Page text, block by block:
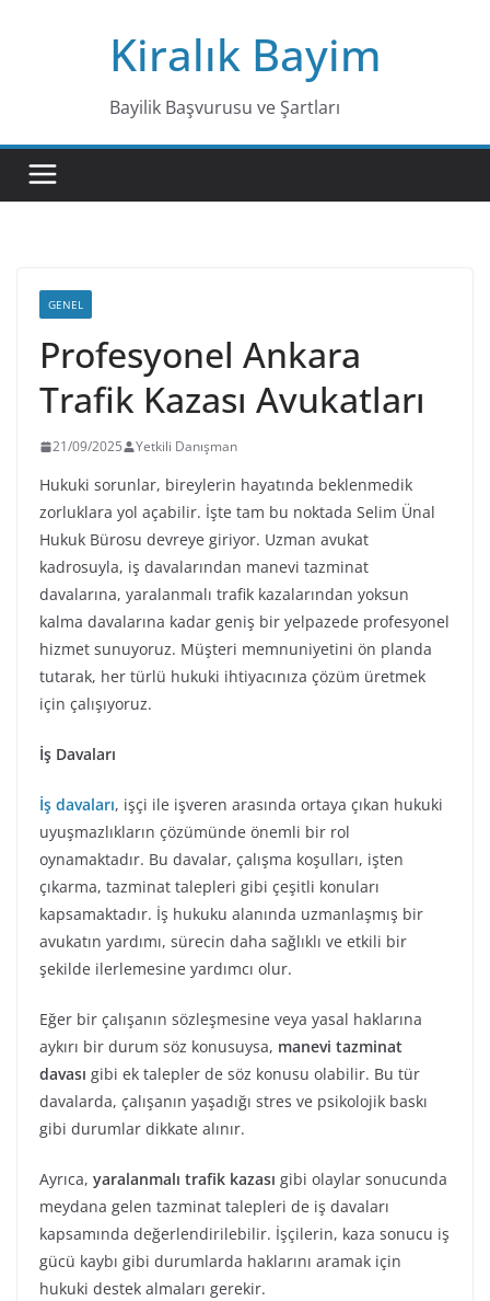
Kiralık Bayim
Bayilik Başvurusu ve Şartları
GENEL
Profesyonel Ankara
Trafik Kazası Avukatları
21/09/2025 Yetkili Danışman
Hukuki sorunlar, bireylerin hayatında beklenmedik
zorluklara yol açabilir. İşte tam bu noktada Selim Ünal
Hukuk Bürosu devreye giriyor. Uzman avukat
kadrosuyla, iş davalarından manevi tazminat
davalarına, yaralanmalı trafik kazalarından yoksun
kalma davalarına kadar geniş bir yelpazede profesyonel
hizmet sunuyoruz. Müşteri memnuniyetini ön planda
tutarak, her türlü hukuki ihtiyacınıza çözüm üretmek
için çalışıyoruz.
İş Davaları
İş davaları, işçi ile işveren arasında ortaya çıkan hukuki
uyuşmazlıkların çözümünde önemli bir rol
oynamaktadır. Bu davalar, çalışma koşulları, işten
çıkarma, tazminat talepleri gibi çeşitli konuları
kapsamaktadır. İş hukuku alanında uzmanlaşmış bir
avukatın yardımı, sürecin daha sağlıklı ve etkili bir
şekilde ilerlemesine yardımcı olur.
Eğer bir çalışanın sözleşmesine veya yasal haklarına
aykırı bir durum söz konusuysa, manevi tazminat
davası gibi ek talepler de söz konusu olabilir. Bu tür
davalarda, çalışanın yaşadığı stres ve psikolojik baskı
gibi durumlar dikkate alınır.
Ayrıca, yaralanmalı trafik kazası gibi olaylar sonucunda
meydana gelen tazminat talepleri de iş davaları
kapsamında değerlendirilebilir. İşçilerin, kaza sonucu iş
gücü kaybı gibi durumlarda haklarını aramak için
hukuki destek almaları gerekir.